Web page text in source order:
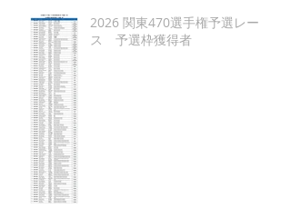
2026 関東470選手権予選レー
ス 予選枠獲得者